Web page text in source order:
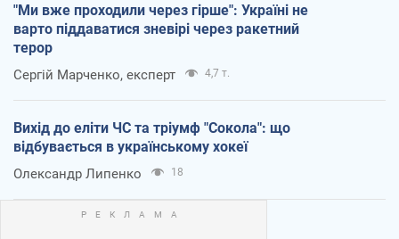
"Ми вже проходили через гірше": Україні не
варто піддаватися зневірі через ракетний
терор
Сергій Марченко, експерт 4,7 т.
Вихід до еліти ЧС та тріумф "Сокола": що
відбувається в українському хокеї
Олександр Липенко 18